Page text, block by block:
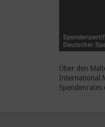
Über den
International
Spendenrates